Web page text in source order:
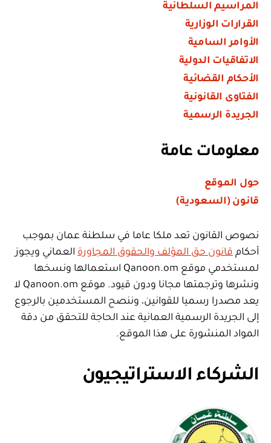
المراسيم السلطانية
القرارات الوزارية
الأوامر السامية
الاتفاقيات الدولية
الأحكام القضائية
الفتاوى القانونية
الجريدة الرسمية
معلومات عامة
حول الموقع
قانون (السعودية)
نصوص القانون تعد ملكا عاما في سلطنة عمان بموجب
أحكام قانون حق المؤلف والحقوق المجاورة العماني ويجوز
لمستخدمي موقع Qanoon.om استعمالها ونسخها
ونشرها وترجمتها مجانا ودون قيود. موقع Qanoon.om لا
يعد مصدرا رسميا للقوانين، وننصح المستخدمين بالرجوع
إلى الجريدة الرسمية العمانية عند الحاجة للتحقق من دقة
المواد المنشورة على هذا الموقع.
الشركاء الاستراتيجيون